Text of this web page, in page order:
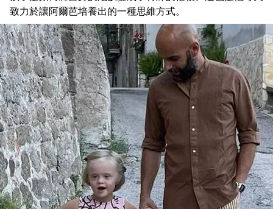
致力於讓阿爾芭培養出的一種思維方式。